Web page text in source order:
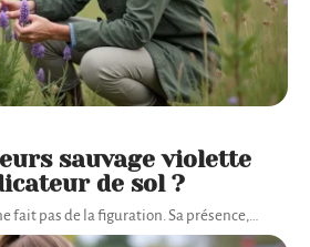
sauvage violette
de sol ?
fait pas de la figuration. Sa présence,